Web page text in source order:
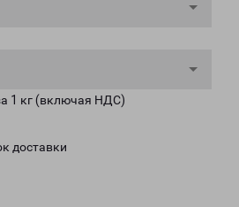
1 кг (включая НДС)
доставки